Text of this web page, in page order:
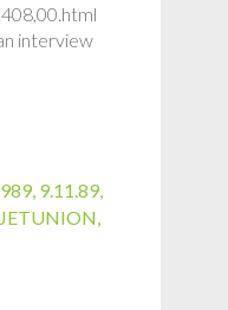
interview
, 9.11.89,